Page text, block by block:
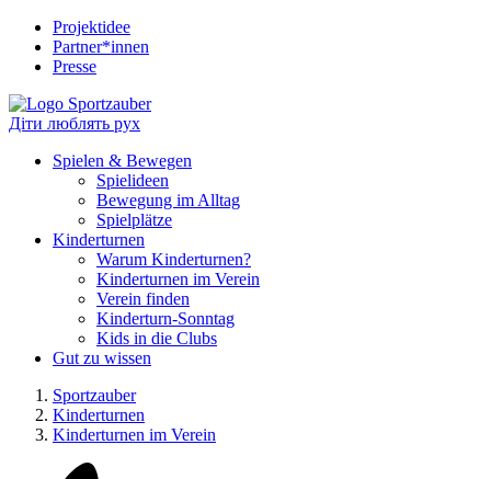
Projektidee
Partner*innen
Presse
Діти люблять рух
Spielen & Bewegen
Spielideen
Bewegung im Alltag
Spielplätze
Kinderturnen
Warum Kinderturnen?
Kinderturnen im Verein
Verein finden
Kinderturn-Sonntag
Kids in die Clubs
Gut zu wissen
Sportzauber
Kinderturnen
Kinderturnen im Verein